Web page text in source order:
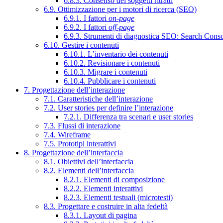
6.9. Ottimizzazione per i motori di ricerca (SEO)
6.9.1. I fattori on-page
6.9.2. I fattori off-page
6.9.3. Strumenti di diagnostica SEO: Search
6.10. Gestire i contenuti
6.10.1. L’inventario dei contenuti
6.10.2. Revisionare i contenuti
6.10.3. Migrare i contenuti
6.10.4. Pubblicare i contenuti
7. Progettazione dell’interazione
7.1. Caratteristiche dell’interazione
7.2. User stories per definire l’interazione
7.2.1. Differenza tra scenari e user stories
7.3. Flussi di interazione
7.4. Wireframe
7.5. Prototipi interattivi
8. Progettazione dell’interfaccia
8.1. Obiettivi dell’interfaccia
8.2. Elementi dell’interfaccia
8.2.1. Elementi di composizione
8.2.2. Elementi interattivi
8.2.3. Elementi testuali (microtesti)
8.3. Progettare e costruire in alta fedeltà
8.3.1. Layout di pagina